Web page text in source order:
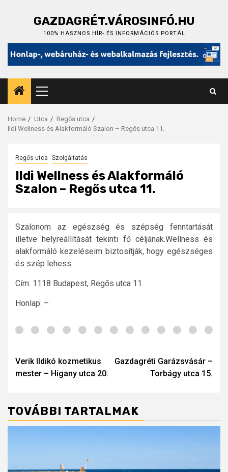
GAZDAGRÉT.VÁROSINFÓ.HU
100% HASZNOS HÍR- ÉS INFORMÁCIÓS PORTÁL
Primary
Menu
Home Utca
Regős utca
Ildi Wellness és Alakformáló Szalon – Regős utca 11.
Regős utca Szolgáltatás
Ildi Wellness és Alakformáló
Szalon – Regős utca 11.
Szalonom az egészség és szépség fenntartását
illetve helyreállítását tekinti fő céljának.Wellness és
alakformáló kezeléseim biztosítják, hogy egészséges
és szép lehess.
Cím: 1118 Budapest, Regős utca 11.
Honlap: –
navigation
Verik Ildikó kozmetikus
mester – Higany utca 20.
Gazdagréti Garázsvásár –
Torbágy utca 15.
TOVÁBBI TARTALMAK